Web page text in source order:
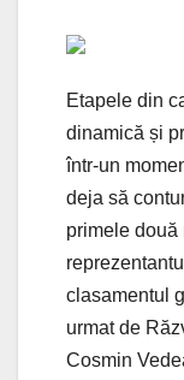
Etapele din
dinamică și
într-un
deja să
primele două
clasamentul
urmat de
Cosmin